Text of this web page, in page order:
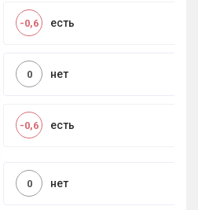
есть
-0,6
нет
0
есть
-0,6
нет
0